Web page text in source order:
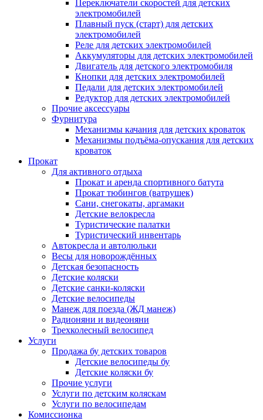
Переключатели скоростей для детских
электромобилей
Плавный пуск (старт) для детских
электромобилей
Реле для детских электромобилей
Аккумуляторы для детских электромобилей
Двигатель для детского электромобиля
Кнопки для детских электромобилей
Педали для детских электромобилей
Редуктор для детских электромобилей
Прочие аксессуары
Фурнитура
Механизмы качания для детских кроваток
Механизмы подъёма-опускания для детских
кроваток
Прокат
Для активного отдыха
Прокат и аренда спортивного батута
Прокат тюбингов (ватрушек)
Сани, снегокаты, аргамаки
Детские велокресла
Туристические палатки
Туристический инвентарь
Автокресла и автолюльки
Весы для новорождённых
Детская безопасность
Детские коляски
Детские санки-коляски
Детские велосипеды
Манеж для поезда (ЖД манеж)
Радионяни и видеоняни
Трехколесный велосипед
Услуги
Продажа бу детских товаров
Детские велосипеды бу
Детские коляски бу
Прочие услуги
Услуги по детским коляскам
Услуги по велосипедам
Комиссионка